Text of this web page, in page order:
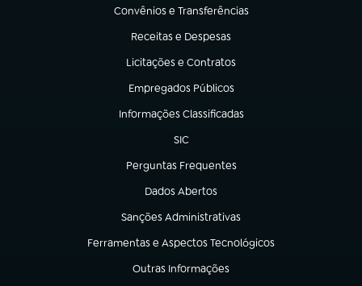
Convênios e Transferências
(abre em nova aba)
Receitas e Despesas
(abre em nova aba)
Licitações e Contratos
(abre em nova aba)
Empregados Públicos
(abre em nova aba)
Informações Classificadas
(abre em nova aba)
SIC
(abre em nova aba)
Perguntas Frequentes
(abre em nova aba)
Dados Abertos
(abre em nova aba)
Sanções Administrativas
(abre em nova aba)
Ferramentas e Aspectos Tecnológicos
(abre em nova aba)
Outras Informações
(abre em nova aba)